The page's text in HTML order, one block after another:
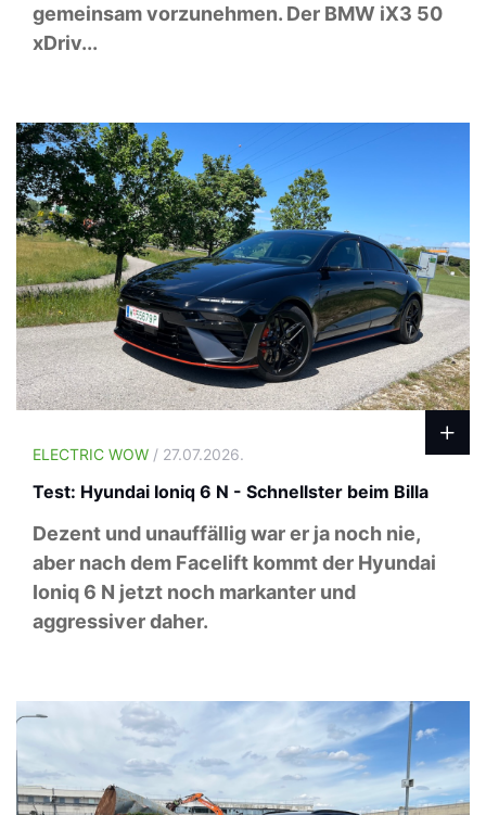
gemeinsam vorzunehmen. Der BMW iX3 50
xDriv...
ELECTRIC WOW / 27.07.2026.
Test: Hyundai Ioniq 6 N - Schnellster beim Billa
Dezent und unauffällig war er ja noch nie,
aber nach dem Facelift kommt der Hyundai
Ioniq 6 N jetzt noch markanter und
aggressiver daher.